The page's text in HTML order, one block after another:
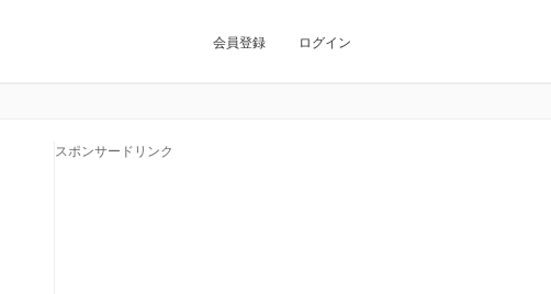
会員登録 ログイン
スポンサードリンク